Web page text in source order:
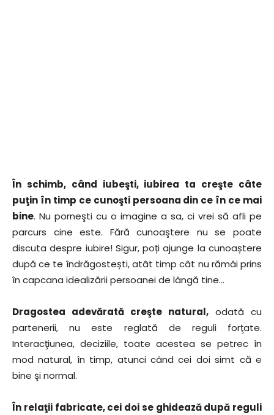
În schimb, când iubeşti, iubirea ta creşte câte
puţin în timp ce cunoşti persoana din ce în ce mai
bine. Nu porneşti cu o imagine a sa, ci vrei să afli pe
parcurs cine este. Fără cunoaştere nu se poate
discuta despre iubire! Sigur, poți ajunge la cunoaștere
după ce te îndrăgostești, atât timp cât nu rămâi prins
în capcana idealizării persoanei de lângă tine…
Dragostea adevărată creşte natural, odată cu
partenerii, nu este reglată de reguli forţate.
Interacţiunea, deciziile, toate acestea se petrec în
mod natural, în timp, atunci când cei doi simt că e
bine şi normal.
În relaţii fabricate, cei doi se ghidează după reguli